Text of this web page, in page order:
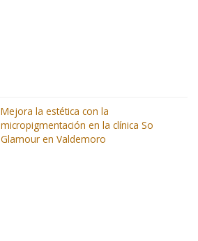
Mejora la estética con la
micropigmentación en la clínica So
Glamour en Valdemoro